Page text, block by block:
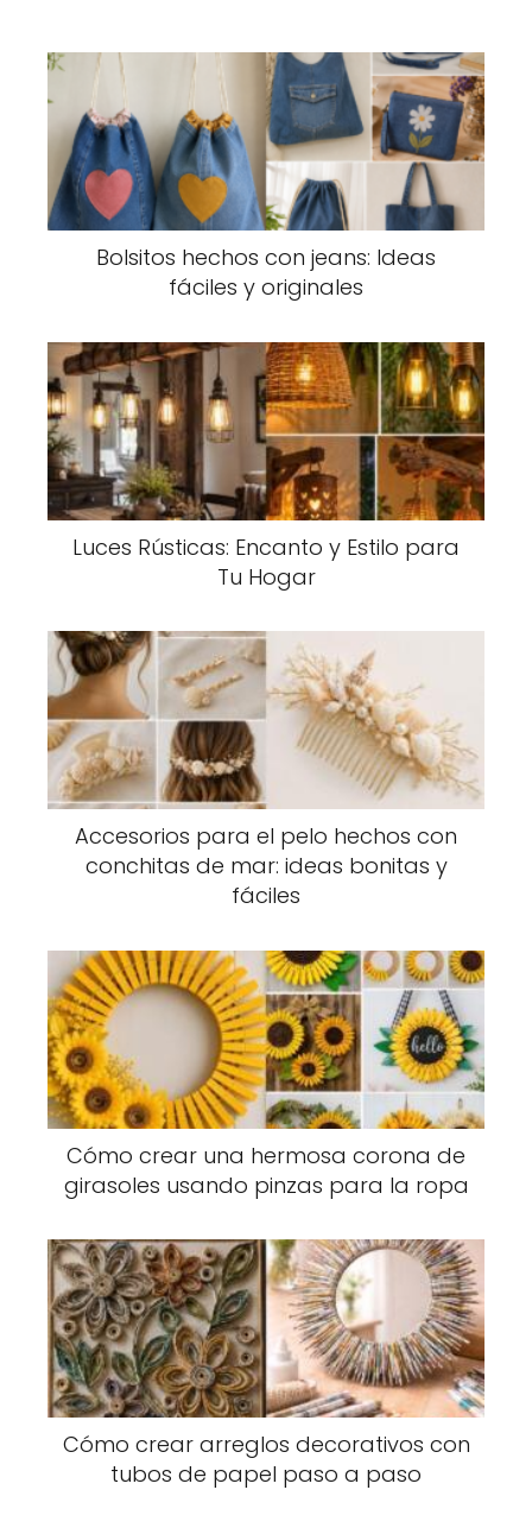
Bolsitos hechos con jeans: Ideas
fáciles y originales
Luces Rústicas: Encanto y Estilo para
Tu Hogar
Accesorios para el pelo hechos con
conchitas de mar: ideas bonitas y
fáciles
Cómo crear una hermosa corona de
girasoles usando pinzas para la ropa
Cómo crear arreglos decorativos con
tubos de papel paso a paso